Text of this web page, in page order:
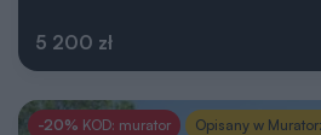
5 200 zł
-20% KOD: murator Opisany w